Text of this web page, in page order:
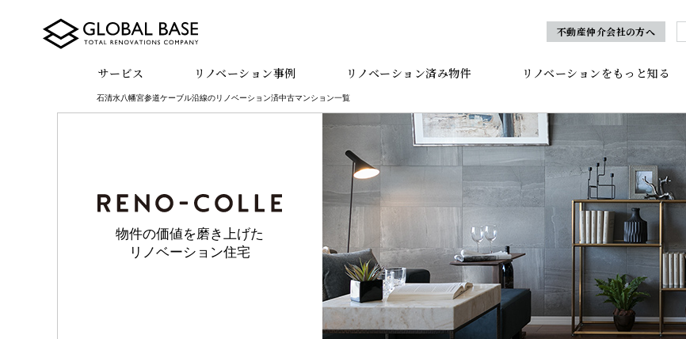
不動産仲介会社の方へ
サービス リノベーション事例 リノベーション済み物件 リノベーションをもっと知る
石清水八幡宮参道ケーブル沿線のリノベーション済中古マンション一覧
物件の価値を磨き上げた
リノベーション住宅